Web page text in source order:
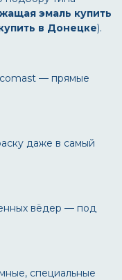
эмаль купить
в Донецке).
— прямые
даже в самый
вёдер — под
специальные